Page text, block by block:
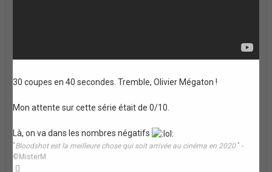
30 coupes en 40 secondes. Tremble, Olivier Mégaton !
Mon attente sur cette série était de 0/10.
Là, on va dans les nombres négatifs
"Bloodshot est la meilleure chose qui soit arrivée au cinéma en 2020 " -
©MisterM